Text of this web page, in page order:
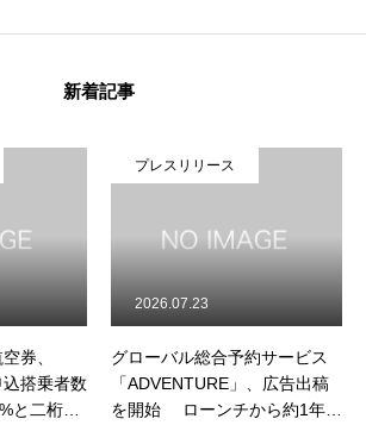
新着記事
券、
搭乗者数
と二桁成
プレスリリース
グローバル総合予約サービス
「ADVENTURE」、広告出稿
を開始 ローンチから約1年、
2026.07.23